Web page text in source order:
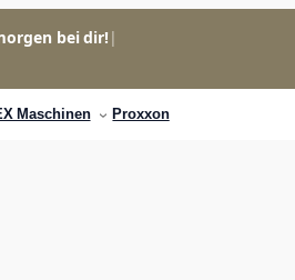
bei dir!|
Maschinen Proxxon